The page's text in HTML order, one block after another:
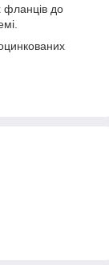
фланців до